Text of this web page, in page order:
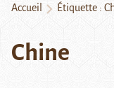
Accueil Étiquette :
Chine